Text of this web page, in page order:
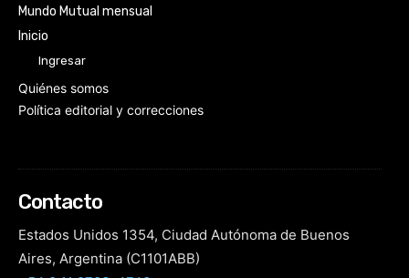
Mundo Mutual mensual
Inicio
Ingresar
Quiénes somos
Política editorial y correcciones
Contacto
Estados Unidos 1354, Ciudad Autónoma de Buenos
Aires, Argentina (C1101ABB)